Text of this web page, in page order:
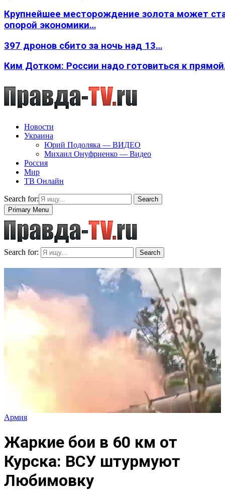
Крупнейшее месторождение золота может
опорой экономики…
397 дронов сбито за ночь над 13…
Ким Дотком: России надо готовиться к
Новости
Украина
Юрий Подоляка — ВИДЕО
Михаил Онуфриенко — Видео
Россия
Мир
ТВ Онлайн
Search for:
Search
Primary Menu
Search for: Search
Армия
Жаркие бои в 60 км от
Курска: ВСУ штурмуют
Любимовку